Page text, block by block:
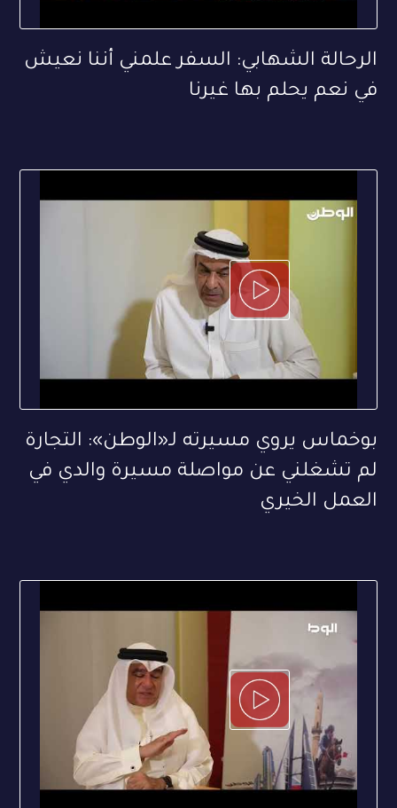
الرحالة الشهابي: السفر علمني أننا نعيش
في نعم يحلم بها غيرنا
بوخماس يروي مسيرته لـ«الوطن»: التجارة
لم تشغلني عن مواصلة مسيرة والدي في
العمل الخيري